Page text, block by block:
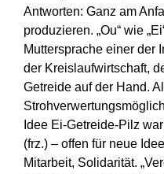
Antworten: Ganz am
produzieren. „Ou“ wie
Muttersprache einer der
der Kreislaufwirtschaft,
Getreide auf der Hand.
Idee Ei-Getreide-Pilz
(frz.) – offen für neue
Mitarbeit, Solidarität.